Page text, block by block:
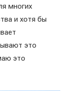
многих
и хотя бы
это
это